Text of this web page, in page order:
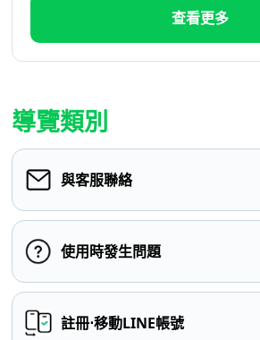
查看更多
導覽類別
與客服聯絡
使用時發生問題
註冊⋅移動LINE帳號